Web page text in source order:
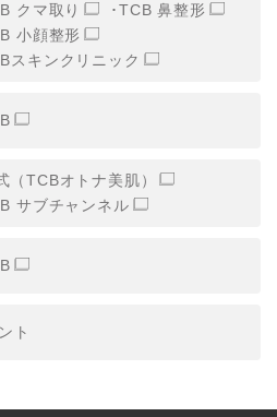
報
囲
的
の全部または一部を外部の業
あります。取得情報の取り扱
クマ取り
TCB 鼻整形
小顔整形
スキンクリニック
（TCBオトナ美肌）
サブチャンネル
ト